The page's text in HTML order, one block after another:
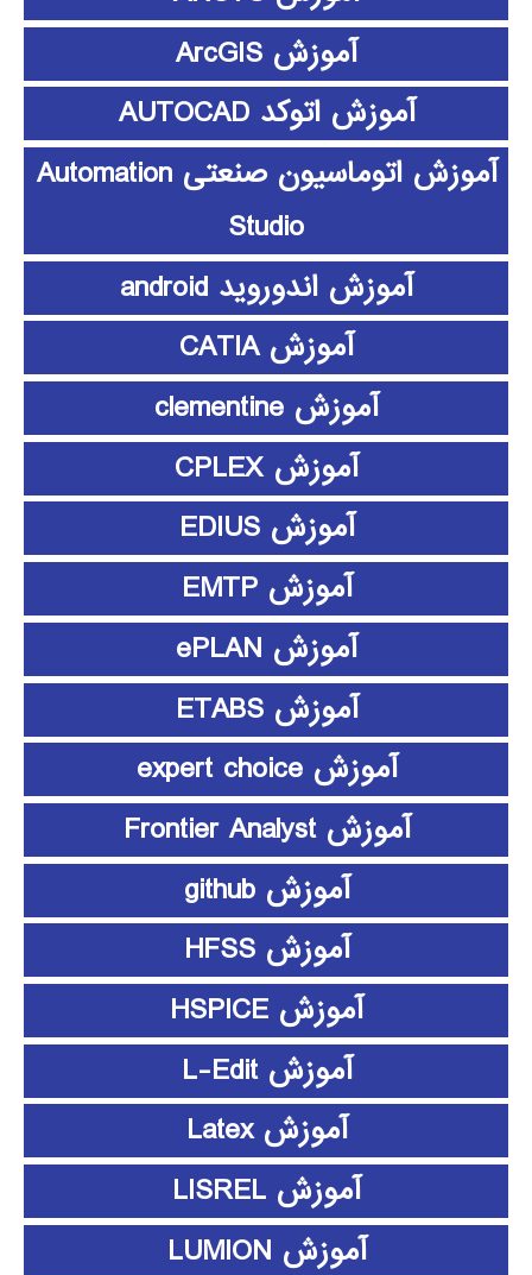
آموزش ArcGIS
آموزش اتوکد AUTOCAD
آموزش اتوماسیون صنعتی Automation
Studio
آموزش اندوروید android
آموزش CATIA
آموزش clementine
آموزش CPLEX
آموزش EDIUS
آموزش EMTP
آموزش ePLAN
آموزش ETABS
آموزش expert choice
آموزش Frontier Analyst
آموزش github
آموزش HFSS
آموزش HSPICE
آموزش L-Edit
آموزش Latex
آموزش LISREL
آموزش LUMION